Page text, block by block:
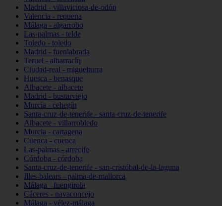
Madrid - villaviciosa-de-odón
Valencia - requena
Málaga - algarrobo
Las-palmas - telde
Toledo - toledo
Madrid - fuenlabrada
Teruel - albarracín
Ciudad-real - miguelturra
Huesca - benasque
Albacete - albacete
Madrid - bustarviejo
Murcia - cehegín
Santa-cruz-de-tenerife - santa-cruz-de-tenerife
Albacete - villarrobledo
Murcia - cartagena
Cuenca - cuenca
Las-palmas - arrecife
Córdoba - córdoba
Santa-cruz-de-tenerife - san-cristóbal-de-la-laguna
Illes-balears - palma-de-mallorca
Málaga - fuengirola
Cáceres - navaconcejo
Málaga - vélez-málaga